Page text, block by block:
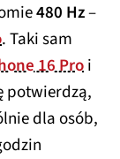
480 Hz–
. Taki sam
16 Proi
potwierdzą,
dla osób,